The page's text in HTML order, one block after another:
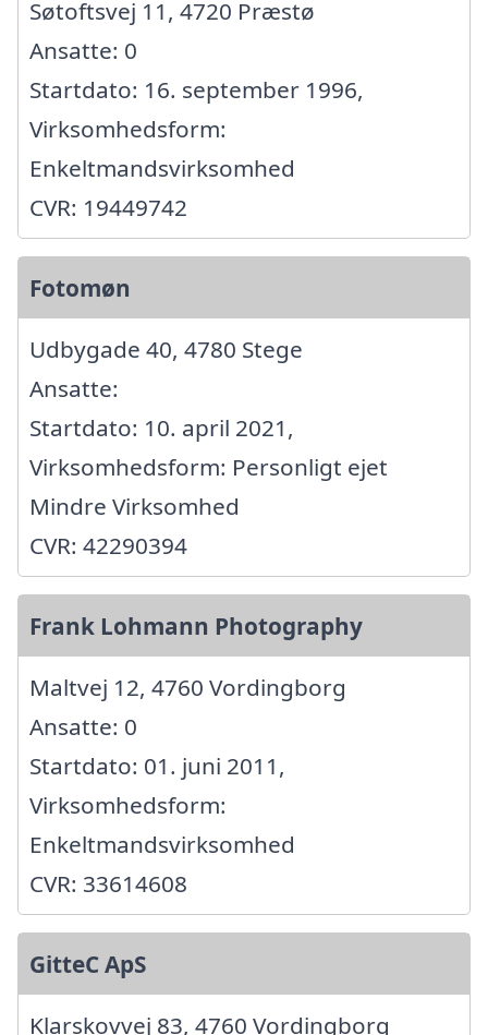
Søtoftsvej 11, 4720 Præstø
Ansatte: 0
Startdato: 16. september 1996,
Virksomhedsform:
Enkeltmandsvirksomhed
CVR: 19449742
Fotomøn
Udbygade 40, 4780 Stege
Ansatte:
Startdato: 10. april 2021,
Virksomhedsform: Personligt ejet
Mindre Virksomhed
CVR: 42290394
Frank Lohmann Photography
Maltvej 12, 4760 Vordingborg
Ansatte: 0
Startdato: 01. juni 2011,
Virksomhedsform:
Enkeltmandsvirksomhed
CVR: 33614608
GitteC ApS
Klarskovvej 83, 4760 Vordingborg